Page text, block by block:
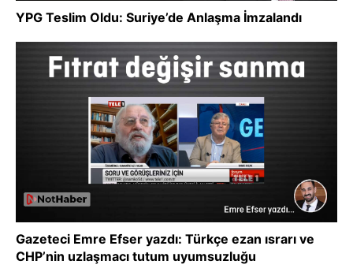
YPG Teslim Oldu: Suriye’de Anlaşma İmzalandı
Gazeteci Emre Efser yazdı: Türkçe ezan ısrarı ve
CHP’nin uzlaşmacı tutum uyumsuzluğu